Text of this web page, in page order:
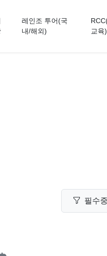
레인조 투어(국
내/해외)
교육)
필수